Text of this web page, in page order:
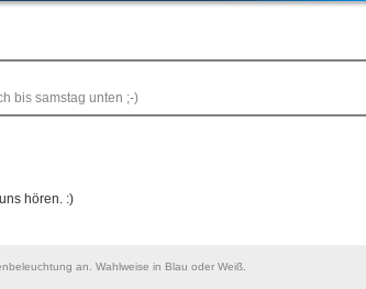
bis samstag unten ;-)
hören. :)
an. Wahlweise in Blau oder Weiß.